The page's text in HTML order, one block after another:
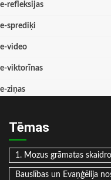
e-refleksijas
e-sprediķi
e-video
e-viktorīnas
e-ziņas
Tēmas
1. Mozus grāmatas
Bauslības un Evaņģēlija